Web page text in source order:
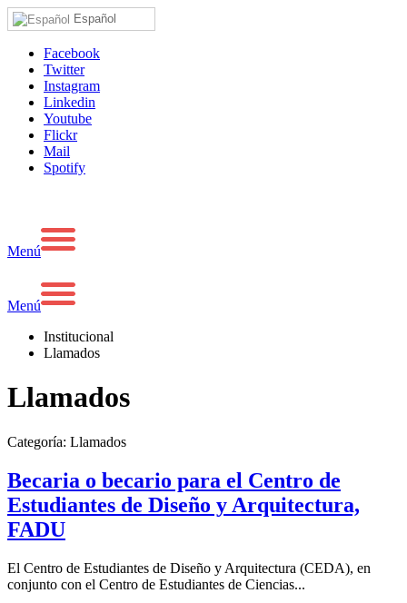
Español
Facebook
Twitter
Instagram
Linkedin
Youtube
Flickr
Mail
Spotify
Menú
Menú
Institucional
Llamados
Llamados
Categoría: Llamados
Becaria o becario para el Centro de
Estudiantes de Diseño y Arquitectura,
FADU
El Centro de Estudiantes de Diseño y Arquitectura (CEDA), en
conjunto con el Centro de Estudiantes de Ciencias...